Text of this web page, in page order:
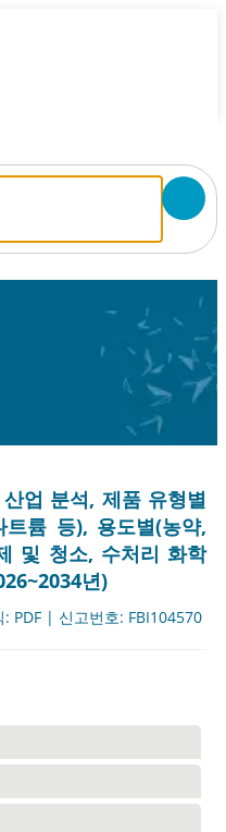
업 분석, 제품 유형별
륨 등), 용도별(농약,
및 청소, 수처리 화학
년)
PDF | 신고번호: FBI104570